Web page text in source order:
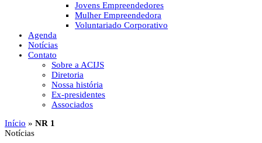
Jovens Empreendedores
Mulher Empreendedora
Voluntariado Corporativo
Agenda
Notícias
Contato
Sobre a ACIJS
Diretoria
Nossa história
Ex-presidentes
Associados
Início » NR 1
Notícias